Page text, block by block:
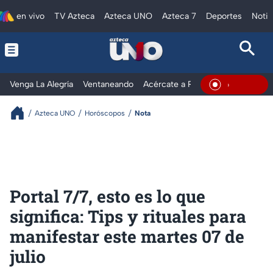
en vivo TV Azteca Azteca UNO Azteca 7 Deportes
Venga La Alegría Ventaneando Acércate a Rocío Al ExtremoEn Vivo
Azteca UNO Horóscopos Nota
Portal 7/7, esto es lo que
significa: Tips y rituales para
manifestar este martes 07 de
julio